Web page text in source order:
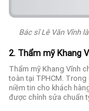
Bác sĩ Lê Văn Vĩnh
2. Thẩm mỹ Khang
Thẩm mỹ Khang Vĩnh
toàn tại TPHCM.
niềm tin cho khách
được chỉnh sửa chuẩn